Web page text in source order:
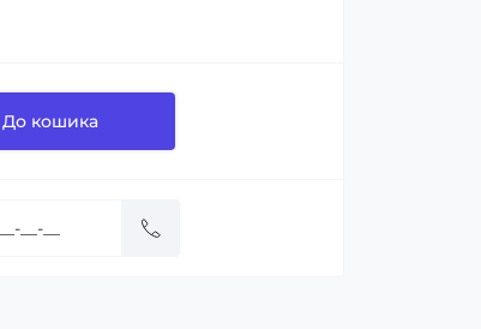
До кошика